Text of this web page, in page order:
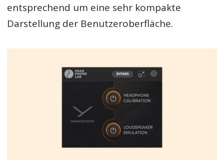
entsprechend um eine sehr kompakte
Darstellung der Benutzeroberfläche.